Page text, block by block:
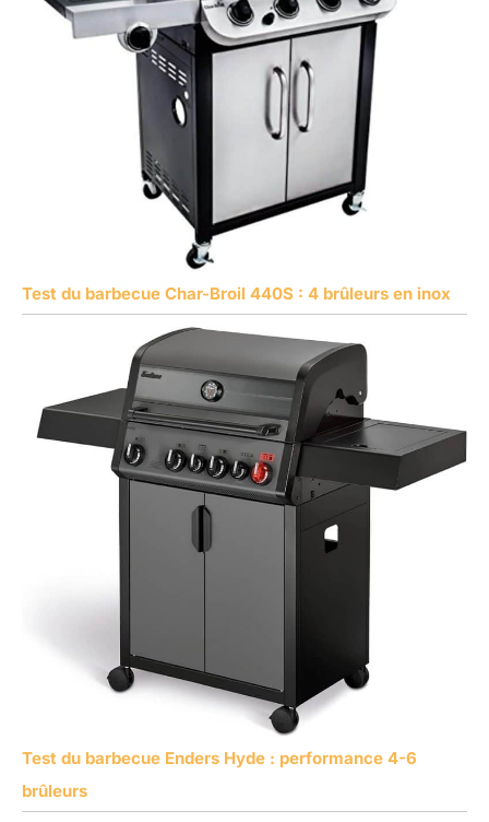
Test du barbecue Char-Broil 440S : 4 brûleurs en inox
Test du barbecue Enders Hyde : performance 4-6
brûleurs